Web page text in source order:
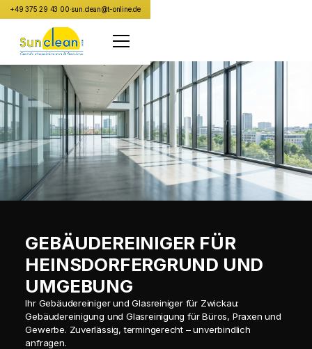
+49 375 29 43 00·sun.clean@t-online.de
GEBÄUDEREINIGER FÜR
HEINSDORFERGRUND UND
UMGEBUNG
Ihr Gebäudereiniger und Glasreiniger für Zwickau:
Gebäudereinigung und Glasreinigung für Büros, Praxen und
Gewerbe. Zuverlässig, termingerecht – unverbindlich
anfragen.